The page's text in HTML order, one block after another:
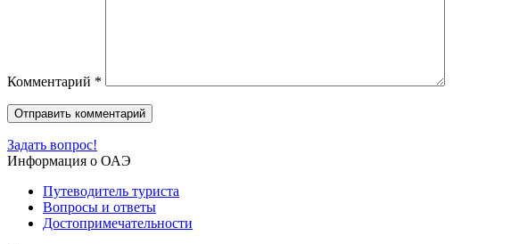
Комментарий *
Задать вопрос!
Информация о ОАЭ
Путеводитель туриста
Вопросы и ответы
Достопримечательности